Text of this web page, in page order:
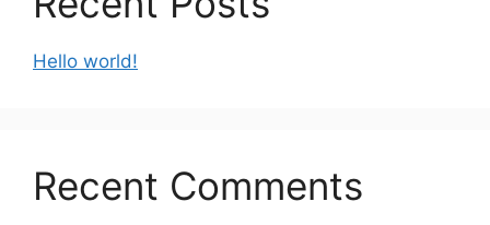
Hello world!
Recent Comments